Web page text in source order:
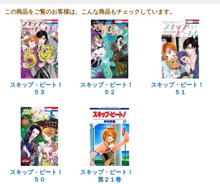
この商品をご覧のお客様は、こんな商品もチェックしています。
スキップ・ビート！
５３
スキップ・ビート！
５２
スキップ・ビート！
５１
スキップ・ビート！
５０
スキップ・ビート！
第２１巻